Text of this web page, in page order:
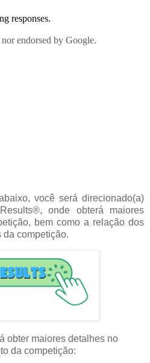
você será direcionado(a)
onde obterá maiores
bem como a relação dos
da competição.
obter maiores detalhes no
da competição: